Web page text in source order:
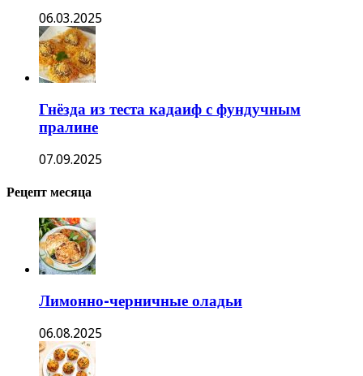
06.03.2025
Гнёзда из теста кадаиф с фундучным
пралине
07.09.2025
Рецепт месяца
Лимонно-черничные оладьи
06.08.2025